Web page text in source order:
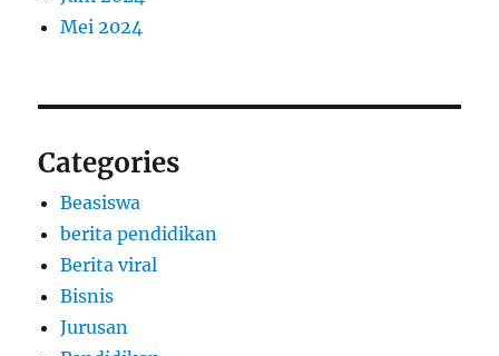
Mei 2024
Categories
Beasiswa
berita pendidikan
Berita viral
Bisnis
Jurusan